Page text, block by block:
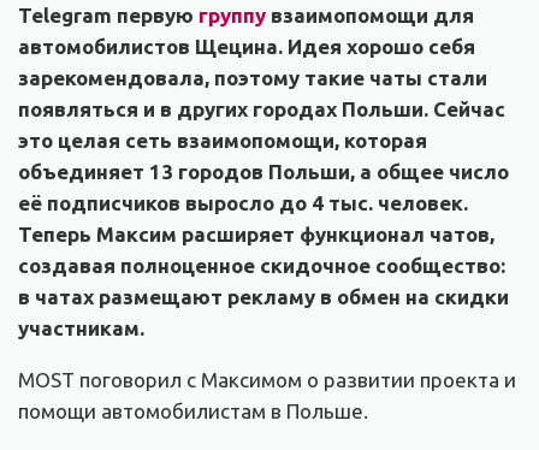
Telegram первую группу взаимопомощи для
автомобилистов Щецина. Идея хорошо себя
зарекомендовала, поэтому такие чаты стали
появляться и в других городах Польши. Сейчас
это целая сеть взаимопомощи, которая
объединяет 13 городов Польши, а общее число
её подписчиков выросло до 4 тыс. человек.
Теперь Максим расширяет функционал чатов,
создавая полноценное скидочное сообщество:
в чатах размещают рекламу в обмен на скидки
участникам.
MOST поговорил с Максимом о развитии проекта и
помощи автомобилистам в Польше.